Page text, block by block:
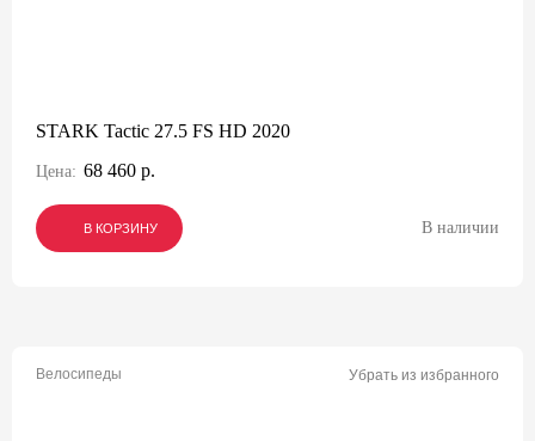
STARK Tactic 27.5 FS HD 2020
Цена: 68 460 р.
В КОРЗИНУ
В КОРЗИНУ
В КОРЗИНУ В наличии
Велосипеды Убрать из избранного